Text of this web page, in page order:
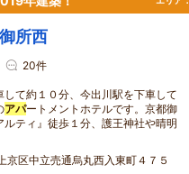
所西
20件
て約１０分、今出川駅を下車して
アパートメントホテルです。京都御
ティ』徒歩１分、護王神社や晴明
京区中立売通烏丸西入東町４７５